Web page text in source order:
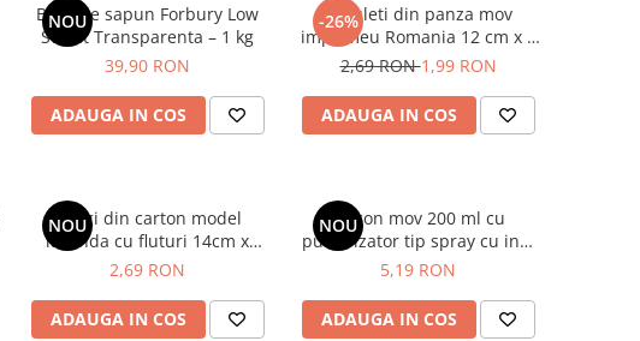
NOU
Baza de sapun Forbury Low
Sweat Transparenta – 1 kg
39,90 RON
ADAUGA IN COS
-26%
Saculeti din panza mov
imprimeu Romania 12 cm x 9
cm
2,69 RON1,99 RON
ADAUGA IN COS
NOU
Pungi din carton model
lavanda cu fluturi 14cm x
12cm
2,69 RON
ADAUGA IN COS
NOU
Flacon mov 200 ml cu
pulverizator tip spray cu inel
auriu
5,19 RON
ADAUGA IN COS